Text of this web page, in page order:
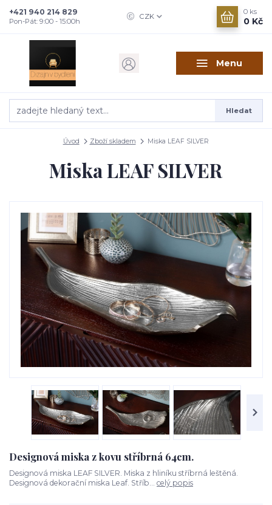
Menu
CZK
Hledat
+421 940 214 829
Pon-Pát: 9:00 - 15:00h
0 ks
0 Kč
Úvod Zboží skladem Miska LEAF SILVER
Miska LEAF SILVER
Designová miska z kovu stříbrná 64cm.
Designová miska LEAF SILVER. Miska z hliníku stříbrná leštěná.
Designová dekorační miska Leaf. Stříb... celý popis